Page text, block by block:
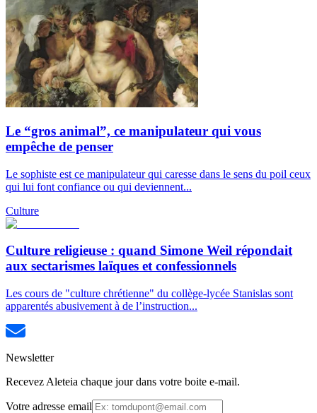
Le “gros animal”, ce manipulateur qui vous
empêche de penser
Le sophiste est ce manipulateur qui caresse dans le sens du poil ceux
qui lui font confiance ou qui deviennent...
Culture
Culture religieuse : quand Simone Weil répondait
aux sectarismes laïques et confessionnels
Les cours de "culture chrétienne" du collège-lycée Stanislas sont
apparentés abusivement à de l’instruction...
Newsletter
Recevez Aleteia chaque jour dans votre boite e-mail.
Votre adresse email